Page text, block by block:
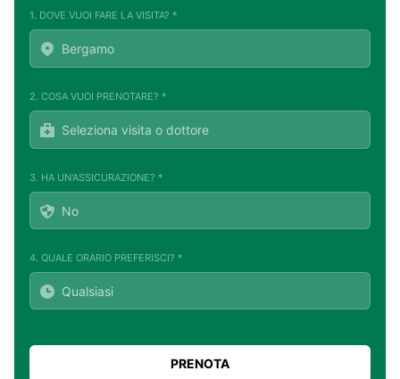
1. DOVE VUOI FARE LA VISITA? *
2. COSA VUOI PRENOTARE? *
3. HA UN'ASSICURAZIONE? *
4. QUALE ORARIO PREFERISCI? *